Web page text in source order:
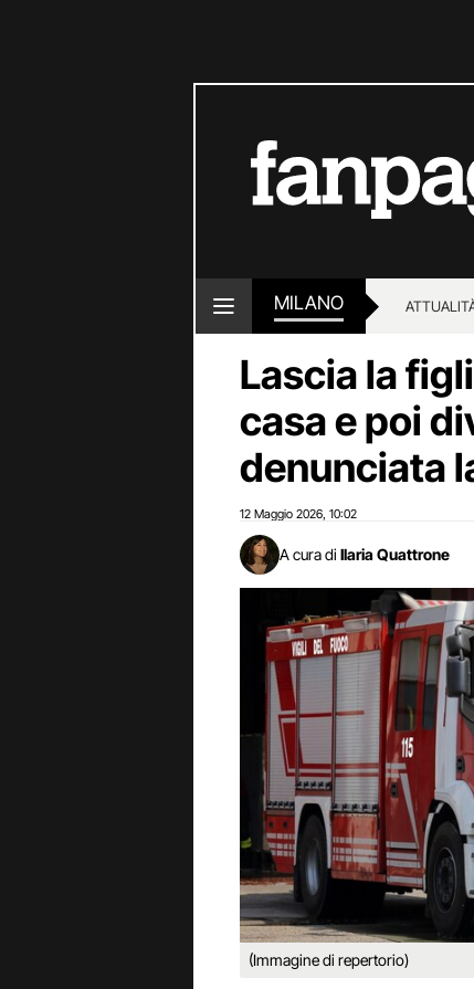
MILANO
Lascia la
casa e poi
denunciata
12 Maggio 2026 10:02
A cura di Ilaria Quattrone
(Immagine di repertorio)